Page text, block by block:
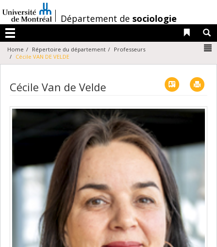
au
contenu
/Département de sociologie
Menu
Liens
Home Répertoire du département
Professeurs
Cécile VAN DE VELDE
Cécile Van de Velde Vcard